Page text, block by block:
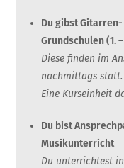
Du gibst
Grundschulen (1.
Diese finden im
nachmittags statt.
Eine Kurseinheit
Du bist
Musikunterricht
Du unterrichtest